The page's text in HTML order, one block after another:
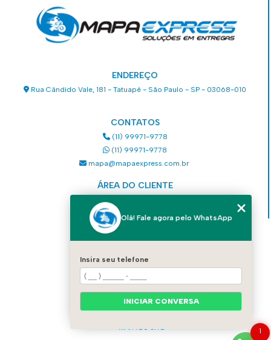
ENDEREÇO
Rua Cândido Vale, 181 - Tatuapé - São Paulo - SP - 03068-010
CONTATOS
(11) 99971-9778
(11) 99971-9778
mapa@mapaexpress.com.br
ÁREA DO CLIENTE
QUEM SOMOS
CONTATO
MAPA DO SITE
1
Olá! Fale agora pelo WhatsApp
Insira seu telefone
INICIAR CONVERSA